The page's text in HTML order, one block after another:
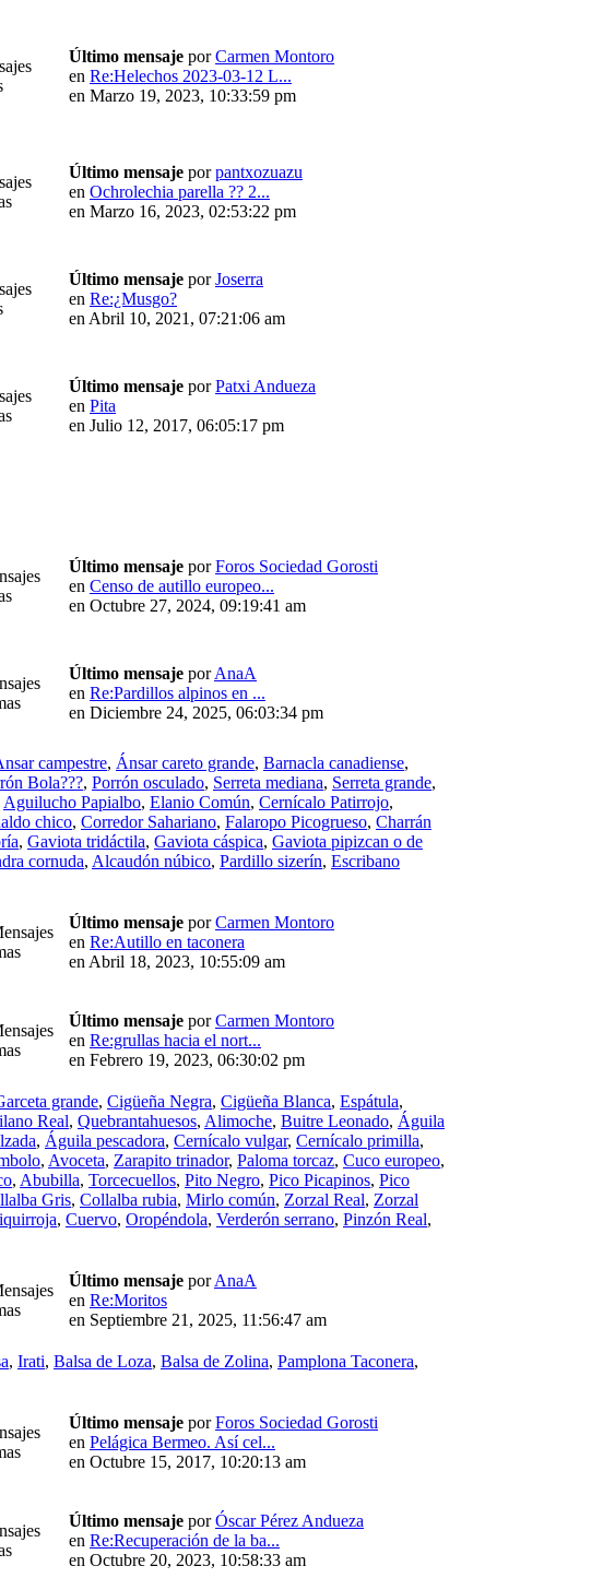
Último mensaje porCarmen Montoro
en Re:Helechos 2023-03-12 L...
en Marzo 19, 2023, 10:33:59 pm
Último mensaje porpantxozuazu
en Ochrolechia parella ?? 2...
en Marzo 16, 2023, 02:53:22 pm
Último mensaje porJoserra
en Re:¿Musgo?
en Abril 10, 2021, 07:21:06 am
Último mensaje porPatxi Andueza
en Pita
en Julio 12, 2017, 06:05:17 pm
Último mensaje porForos Sociedad Gorosti
en Censo de autillo europeo...
en Octubre 27, 2024, 09:19:41 am
Último mensaje porAnaA
en Re:Pardillos alpinos en ...
en Diciembre 24, 2025, 06:03:34 pm
campestre, Ánsar careto grande, Barnacla canadiense,
Bola???, Porrón osculado, Serreta mediana, Serreta grande,
Aguilucho Papialbo, Elanio Común, Cernícalo Patirrojo,
chico, Corredor Sahariano, Falaropo Picogrueso, Charrán
, Gaviota tridáctila, Gaviota cáspica, Gaviota pipizcan o de
cornuda, Alcaudón núbico, Pardillo sizerín, Escribano
Último mensaje porCarmen Montoro
en Re:Autillo en taconera
en Abril 18, 2023, 10:55:09 am
Último mensaje porCarmen Montoro
en Re:grullas hacia el nort...
en Febrero 19, 2023, 06:30:02 pm
grande, Cigüeña Negra, Cigüeña Blanca, Espátula,
Real, Quebrantahuesos, Alimoche, Buitre Leonado, Águila
, Águila pescadora, Cernícalo vulgar, Cernícalo primilla,
, Avoceta, Zarapito trinador, Paloma torcaz, Cuco europeo,
, Abubilla, Torcecuellos, Pito Negro, Pico Picapinos, Pico
Gris, Collalba rubia, Mirlo común, Zorzal Real, Zorzal
, Cuervo, Oropéndola, Verderón serrano, Pinzón Real,
Último mensaje porAnaA
en Re:Moritos
en Septiembre 21, 2025, 11:56:47 am
, Irati, Balsa de Loza, Balsa de Zolina, Pamplona Taconera,
Último mensaje porForos Sociedad Gorosti
en Pelágica Bermeo. Así cel...
en Octubre 15, 2017, 10:20:13 am
Último mensaje porÓscar Pérez Andueza
en Re:Recuperación de la ba...
en Octubre 20, 2023, 10:58:33 am